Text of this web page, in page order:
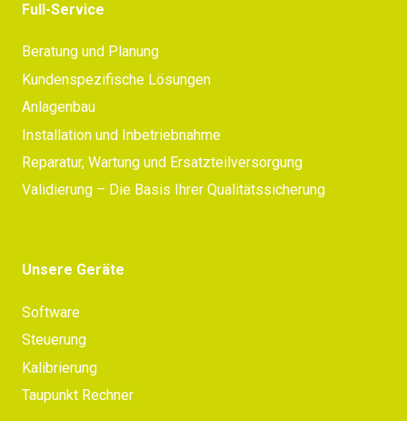
Full-Service
Beratung und Planung
Kundenspezifische Lösungen
Anlagenbau
Installation und Inbetriebnahme
Reparatur, Wartung und Ersatzteilversorgung
Validierung – Die Basis Ihrer Qualitätssicherung
Unsere Geräte
Software
Steuerung
Kalibrierung
Taupunkt Rechner